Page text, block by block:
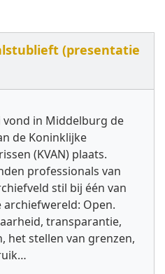
(presentatie
vond in Middelburg de
de Koninklijke
(KVAN) plaats.
professionals van
stil bij één van
Open.
transparantie,
het stellen van grenzen,